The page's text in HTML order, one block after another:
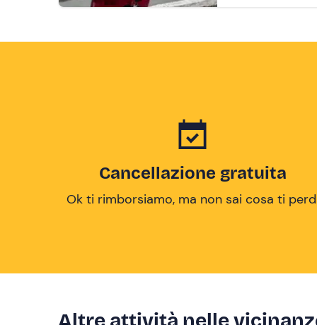
Cancellazione gratuita
Ok ti rimborsiamo, ma non sai cosa ti